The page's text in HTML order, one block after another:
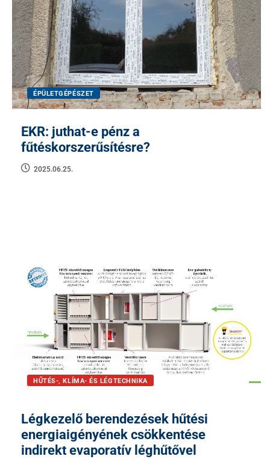
ÉPÜLETGÉPÉSZET
EKR: juthat-e pénz a
fűtéskorszerűsítésre?
2025.06.25.
HŰTÉS-, KLÍMA- ÉS LÉGTECHNIKA
Légkezelő berendezések hűtési
energiaigényének csökkentése
indirekt evaporatív léghűtővel